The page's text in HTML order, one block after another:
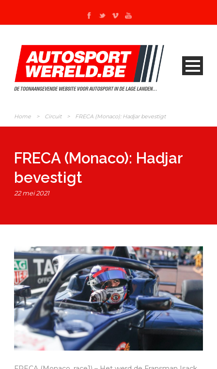
Home > Circuit > FRECA (Monaco): Hadjar bevestigt
FRECA (Monaco): Hadjar
bevestigt
22 mei 2021